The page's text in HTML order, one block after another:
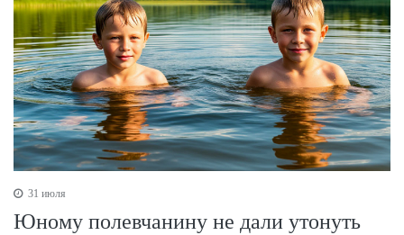
31 июля
Юному полевчанину не дали утонуть